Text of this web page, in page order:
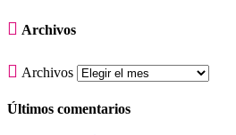
 Archivos
 Archivos
Últimos comentarios